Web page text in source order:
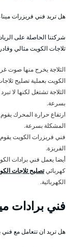
هل تريد فني فريزرات
شركتنا الحاصلة على
ثلاجات الكويت مثالي
الثلاجة يخرج منها صوت
الكويت بعملية تصليح
الثلاجة تشتغل لكنها لا
بسرعة.
ارتفاع حرارة المحرك
المشكلة بسرعة.
فني فريزرات الكويت
الفريزة.
أيضا يعمل فني برادات
كهربائيتصليح ثلاجات
الكهربائية.
فني برادات
هل تريد ان تتعامل مع فني